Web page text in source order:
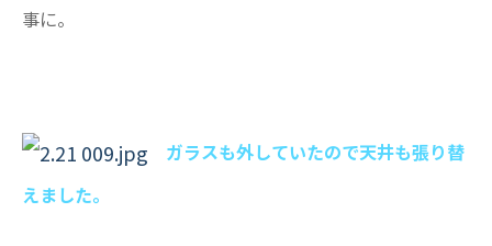
事に。
ガラスも外していたので天井も張り替
えました。